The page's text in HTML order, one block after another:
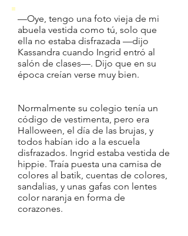
—Oye, tengo una foto vieja de mi
abuela vestida como tú, solo que
ella no estaba disfrazada —dijo
Kassandra cuando Ingrid entró al
salón de clases—. Dijo que en su
época creían verse muy bien.
Normalmente su colegio tenía un
código de vestimenta, pero era
Halloween, el día de las brujas, y
todos habían ido a la escuela
disfrazados. Ingrid estaba vestida de
hippie. Traía puesta una camisa de
colores al batik, cuentas de colores,
sandalias, y unas gafas con lentes
color naranja en forma de
corazones.